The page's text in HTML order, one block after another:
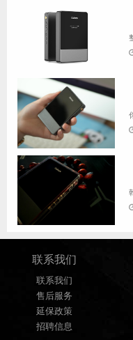
联系我们
联系我们
售后服务
延保政策
招聘信息